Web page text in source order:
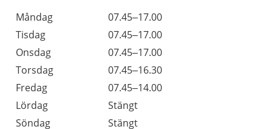
Dag
Öppettider
Kommentarer
Måndag
07.45–17.00
Tisdag
07.45–17.00
Onsdag
07.45–17.00
Torsdag
07.45–16.30
Fredag
07.45–14.00
Lördag
Stängt
Söndag
Stängt